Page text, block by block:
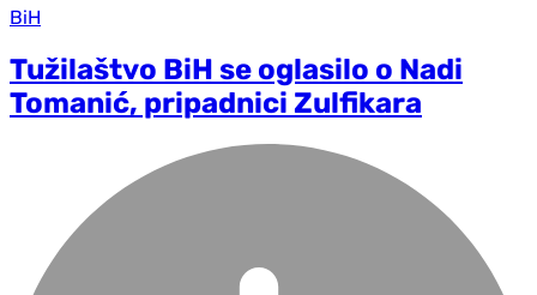
BiH
Tužilaštvo BiH se oglasilo o Nadi
Tomanić, pripadnici Zulfikara